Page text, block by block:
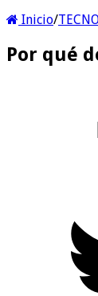
Inicio/
Por qué